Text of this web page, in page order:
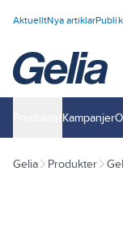
AktuelltNya artiklar
Kampanjer
Gelia Produkter